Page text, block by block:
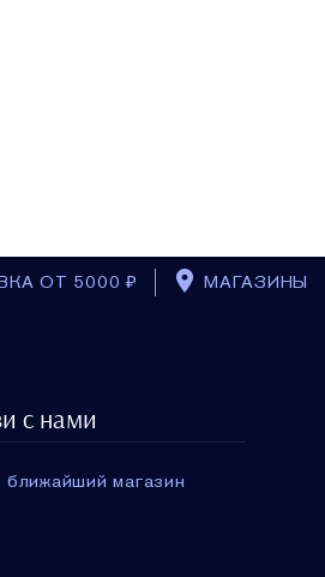
ОТ 5000 ₽ МАГАЗИНЫ
с нами
ближайший магазин